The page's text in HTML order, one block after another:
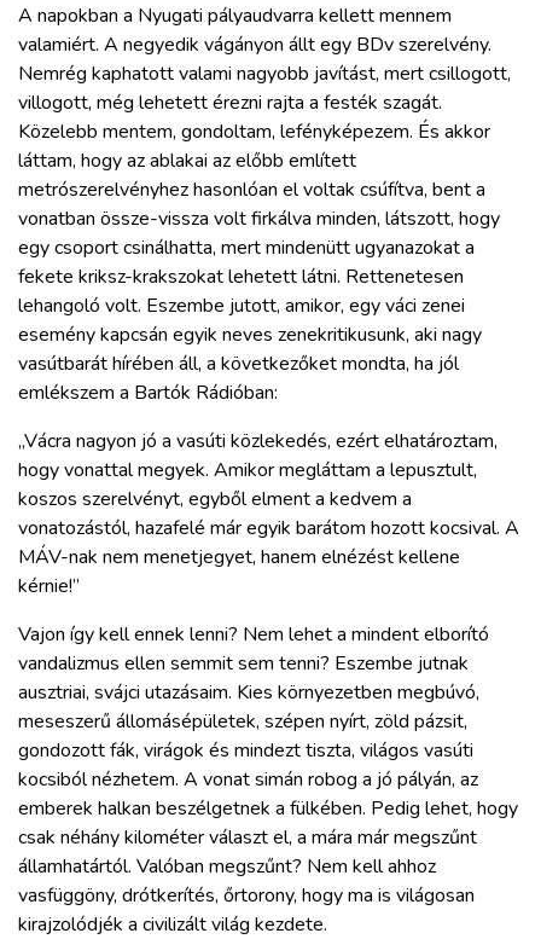
A napokban a Nyugati pályaudvarra kellett mennem
valamiért. A negyedik vágányon állt egy BDv szerelvény.
Nemrég kaphatott valami nagyobb javítást, mert csillogott,
villogott, még lehetett érezni rajta a festék szagát.
Közelebb mentem, gondoltam, lefényképezem. És akkor
láttam, hogy az ablakai az előbb említett
metrószerelvényhez hasonlóan el voltak csúfítva, bent a
vonatban össze-vissza volt firkálva minden, látszott, hogy
egy csoport csinálhatta, mert mindenütt ugyanazokat a
fekete kriksz-krakszokat lehetett látni. Rettenetesen
lehangoló volt. Eszembe jutott, amikor, egy váci zenei
esemény kapcsán egyik neves zenekritikusunk, aki nagy
vasútbarát hírében áll, a következőket mondta, ha jól
emlékszem a Bartók Rádióban:
„Vácra nagyon jó a vasúti közlekedés, ezért elhatároztam,
hogy vonattal megyek. Amikor megláttam a lepusztult,
koszos szerelvényt, egyből elment a kedvem a
vonatozástól, hazafelé már egyik barátom hozott kocsival. A
MÁV-nak nem menetjegyet, hanem elnézést kellene
kérnie!”
Vajon így kell ennek lenni? Nem lehet a mindent elborító
vandalizmus ellen semmit sem tenni? Eszembe jutnak
ausztriai, svájci utazásaim. Kies környezetben megbúvó,
meseszerű állomásépületek, szépen nyírt, zöld pázsit,
gondozott fák, virágok és mindezt tiszta, világos vasúti
kocsiból nézhetem. A vonat simán robog a jó pályán, az
emberek halkan beszélgetnek a fülkében. Pedig lehet, hogy
csak néhány kilométer választ el, a mára már megszűnt
államhatártól. Valóban megszűnt? Nem kell ahhoz
vasfüggöny, drótkerítés, őrtorony, hogy ma is világosan
kirajzolódjék a civilizált világ kezdete.